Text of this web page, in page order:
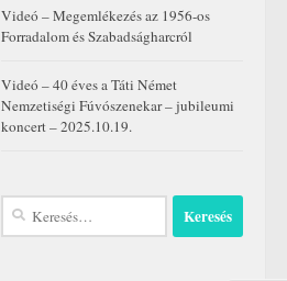
Videó – Megemlékezés az 1956-os
Forradalom és Szabadságharcról
Videó – 40 éves a Táti Német
Nemzetiségi Fúvószenekar – jubileumi
koncert – 2025.10.19.
Keresés: